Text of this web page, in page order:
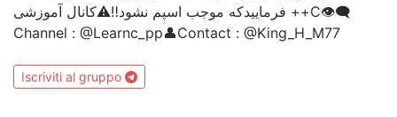
فرماییدکه موجب اسپم نشود‼️⚠️کانال آموزشی ++C👁‍🗨
Channel : @Learnc_pp👤Contact : @King_H_M77
Iscriviti al gruppo